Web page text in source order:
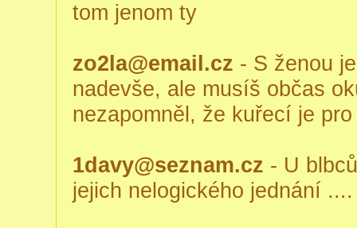
tom jenom ty
zo2la@email.cz - S ženou
nadevše, ale musíš občas
nezapomněl, že kuřecí je
1davy@seznam.cz - U
jejich nelogického jednání